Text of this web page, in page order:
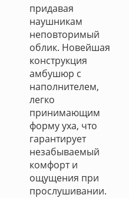
придавая
наушникам
неповторимый
облик. Новейшая
конструкция
амбушюр с
наполнителем,
легко
принимающим
форму уха, что
гарантирует
незабываемый
комфорт и
ощущения при
прослушивании.